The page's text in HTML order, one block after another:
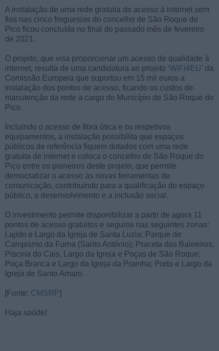
A instalação de uma rede gratuita de acesso à internet sem
fios nas cinco freguesias do concelho de São Roque do
Pico ficou concluída no final do passado mês de fevereiro
de 2021.
O projeto, que visa proporcionar um acesso de qualidade à
internet, resulta de uma candidatura ao projeto ‘WiFi4EU’ da
Comissão Europeia que suportou em 15 mil euros a
instalação dos pontos de acesso, ficando os custos de
manutenção da rede a cargo do Município de São Roque do
Pico.
Incluindo o acesso de fibra ótica e os respetivos
equipamentos, a instalação possibilita que espaços
públicos de referência fiquem dotados com uma rede
gratuita de internet e coloca o concelho de São Roque do
Pico entre os pioneiros deste projeto, que permite
democratizar o acesso às novas ferramentas de
comunicação, contribuindo para a qualificação do espaço
público, o desenvolvimento e a inclusão social.
O investimento permite disponibilizar a partir de agora 11
pontos de acesso gratuitos e seguros nas seguintes zonas:
Lajido e Largo da Igreja de Santa Luzia; Parque de
Campismo da Furna (Santo António); Praceta dos Baleeiros,
Piscina do Cais, Largo da Igreja e Poças de São Roque;
Poça Branca e Largo da Igreja da Prainha; Porto e Largo da
Igreja de Santo Amaro.
[Fonte: CMSRP]
Haja saúde!